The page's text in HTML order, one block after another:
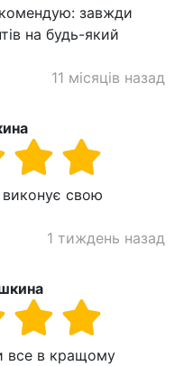
завжди
на будь-який
11 місяців назад
свою
1 тиждень назад
все в кращому